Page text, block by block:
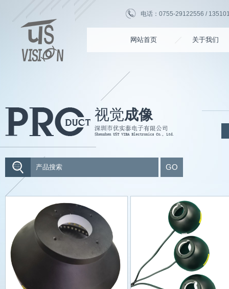
电话：0755-29122556 /
网站首页 关于我们
视觉成像
GO